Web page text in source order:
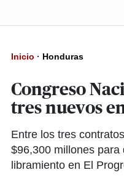
Inicio · Honduras
Congreso
tres nuevos
Entre los tres
$96,300 millones
libramiento en El